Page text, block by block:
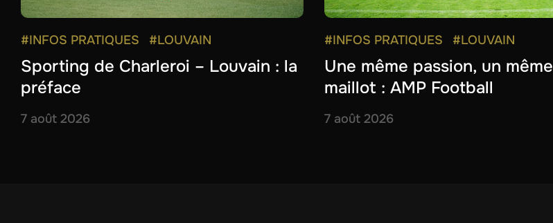
#INFOS PRATIQUES #LOUVAIN
Sporting de Charleroi – Louvain : la
préface
7 août 2026
#INFOS PRATIQUES #LOUVAIN
Une même passion, un même
maillot : AMP Football
7 août 2026